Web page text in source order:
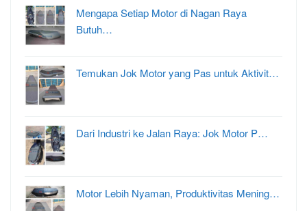
Mengapa Setiap Motor di Nagan Raya
Butuh…
Temukan Jok Motor yang Pas untuk Aktivit…
Dari Industri ke Jalan Raya: Jok Motor P…
Motor Lebih Nyaman, Produktivitas Mening…